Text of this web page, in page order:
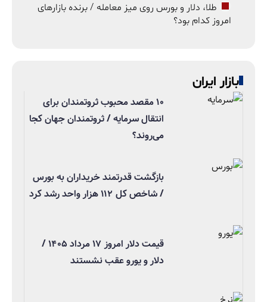
طلا، دلار و بورس روی میز معامله / برنده بازارهای
امروز کدام بود؟
بازار ایران
۱۰ مقصد محبوب ثروتمندان برای
انتقال سرمایه / ثروتمندان جهان کجا
می‌روند؟
بازگشت قدرتمند خریداران به بورس
/ شاخص کل ۱۱۲ هزار واحد رشد کرد
قیمت دلار امروز ۱۷ مرداد ۱۴۰۵ /
دلار و یورو عقب نشستند